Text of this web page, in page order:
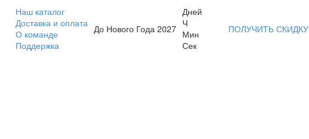
Наш каталог
Доставка и оплата
О команде
Поддержка
До Нового Года 2027
Дней
Ч
Мин
Сек
ПОЛУЧИТЬ СКИДКУ